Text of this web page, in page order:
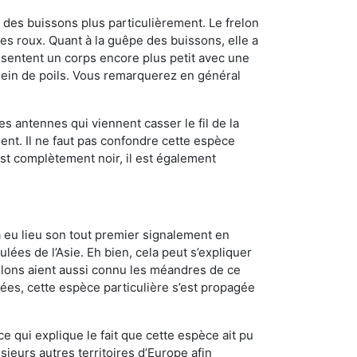
buissons plus particulièrement. Le frelon
roux. Quant à la guêpe des buissons, elle a
un corps encore plus petit avec une
de poils. Vous remarquerez en général
antennes qui viennent casser le fil de la
Il ne faut pas confondre cette espèce
complètement noir, il est également
eu lieu son tout premier signalement en
de l’Asie. Eh bien, cela peut s’expliquer
aient aussi connu les méandres de ce
cette espèce particulière s’est propagée
qui explique le fait que cette espèce ait pu
autres territoires d’Europe afin